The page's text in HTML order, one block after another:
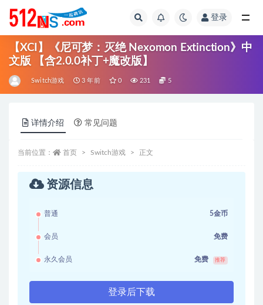
登录
【XCI】《尼可梦：灭绝 Nexomon Extinction》中
文版 【含2.0.0补丁+魔改版】
Switch游戏 3 年前 0 231 5
详情介绍 常见问题
当前位置： 首页 Switch游戏 正文
资源信息
普通 5金币
会员 免费
永久会员 免费 推荐
登录后下载